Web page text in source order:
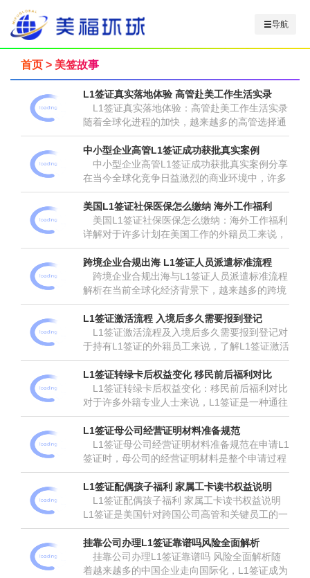
导航
首页 > 美签故事
L1签证真实落地体验 高管赴美工作生活实录
L1签证真实落地体验：高管赴美工作生活实录
随着全球化进程的加快，越来越多的高管选择通
过L1签证赴美工作。L1签证是美国针对跨国公司
高管、经理和专业人员的一种特殊工作签证，允
许他们在不经过常规H1B...
中小型企业高管L1签证成功获批真实案例
中小型企业高管L1签证成功获批真实案例分享
在当今全球化竞争日益激烈的商业环境中，许多
中小型企业希望通过美国L1签证来拓展业务、加
强国际影响力。然而，L1签证的申请过程复杂且
充满挑战，尤其是对于中小...
美国L1签证社保医保怎么缴纳 海外工作福利
美国L1签证社保医保怎么缴纳：海外工作福利
详解对于许多计划在美国工作的外籍员工来说，
了解美国L1签证社保医保怎么缴纳是非常重要
的。L1签证是美国为跨国公司内部调派员工提供
的工作签证，允许员工在美工...
跨境企业合规出海 L1签证人员派遣标准流程
跨境企业合规出海与L1签证人员派遣标准流程
解析在当前全球化经济背景下，越来越多的跨境
企业选择通过合法合规的方式拓展海外市场。其
中，跨境企业合规出海已成为企业国际化发展的
关键环节。而为了确保企业在海...
L1签证激活流程 入境后多久需要报到登记
L1签证激活流程及入境后多久需要报到登记对
于持有L1签证的外籍员工来说，了解L1签证激活
流程以及入境后何时需要进行报到登记是非常重
要的。L1签证是美国针对跨国公司内部调动员工
的一种工作签证，允许符...
L1签证转绿卡后权益变化 移民前后福利对比
L1签证转绿卡后权益变化：移民前后福利对比
对于许多外籍专业人士来说，L1签证是一种通往
美国长期居留的重要途径。然而，当L1签证持有
者成功获得绿卡后，他们的权益和福利将发生显
著变化。了解这些变化不仅...
L1签证母公司经营证明材料准备规范
L1签证母公司经营证明材料准备规范在申请L1
签证时，母公司的经营证明材料是整个申请过程
中不可或缺的一部分。这些材料不仅用于证明公
司的真实性和合法性，还直接影响到签证审批的
结果。因此，了解并遵循L1...
L1签证配偶孩子福利 家属工卡读书权益说明
L1签证配偶孩子福利 家属工卡读书权益说明
L1签证是美国针对跨国公司高管和关键员工的一
种非移民签证，允许他们在美工作并为公司服
务。然而，L1签证的持有者在申请过程中，往往
也会关注其配偶和孩子的相关...
挂靠公司办理L1签证靠谱吗风险全面解析
挂靠公司办理L1签证靠谱吗 风险全面解析随
着越来越多的中国企业走向国际化，L1签证成为